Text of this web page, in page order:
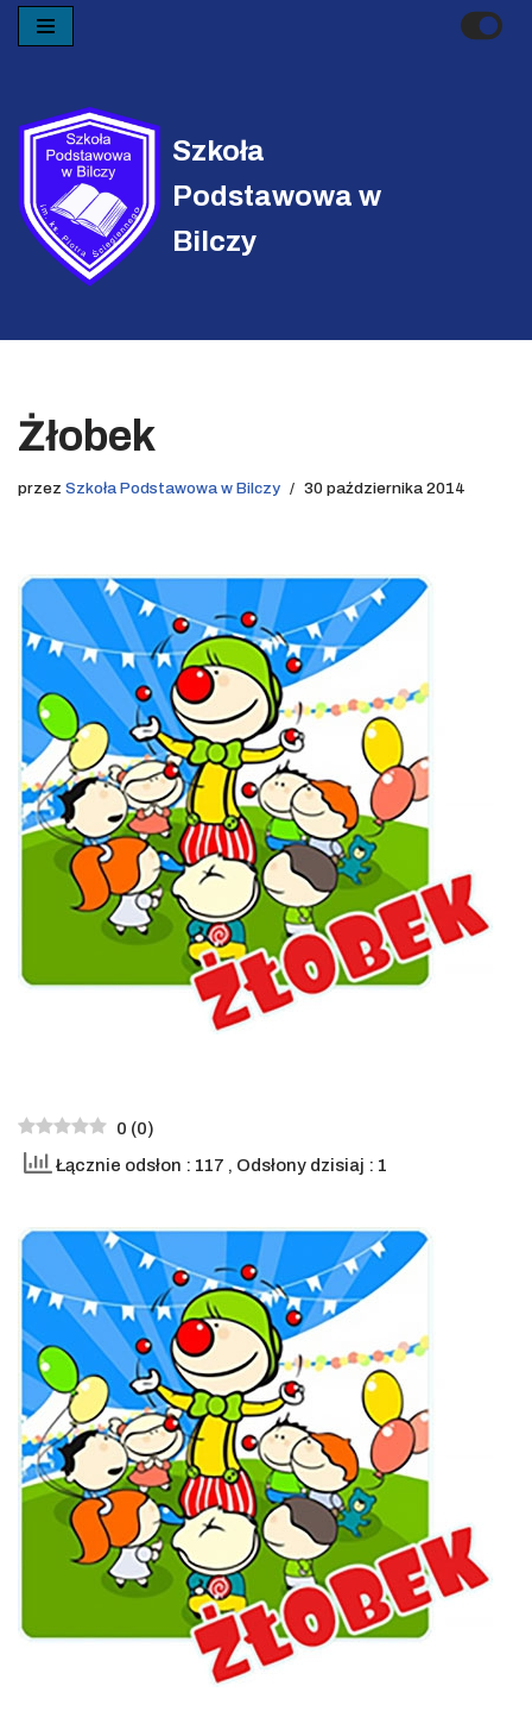
treści
Szkoła
Podstawowa w
Bilczy
Żłobek
przez Szkoła Podstawowa w Bilczy 30 października 2014
0 (0)
Łącznie odsłon : 117 , Odsłony dzisiaj : 1